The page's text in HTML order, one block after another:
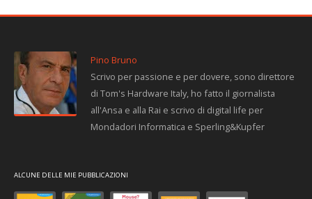
Pino Bruno
Scrivo per passione e per dovere, sono direttore
di Tom's Hardware Italy, ho fatto il giornalista
all'Ansa e alla Rai e scrivo di digital life per
Mondadori Informatica e Sperling&Kupfer
ALCUNE DELLE MIE PUBBLICAZIONI